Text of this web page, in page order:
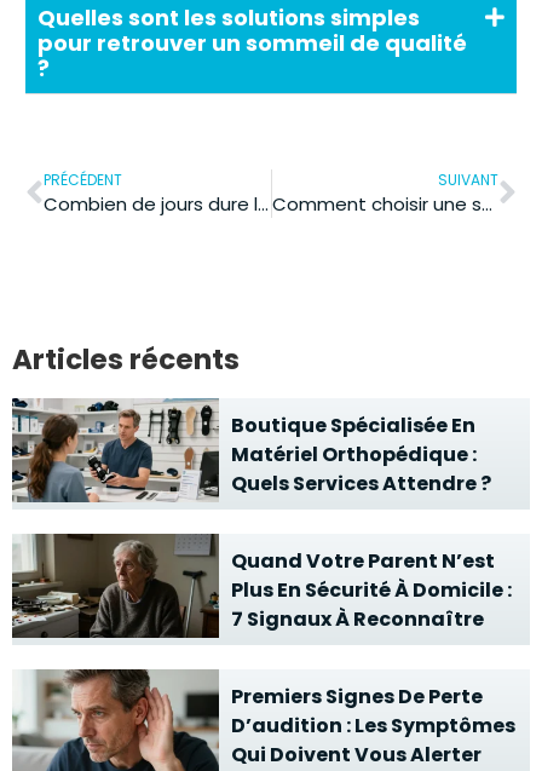
Quelles sont les solutions simples
pour retrouver un sommeil de qualité
?
PRÉCÉDENT
Combien de jours dure l’ovulation : la fenêtre de fertilité réelle ?
SUIVANT
Comment choisir une salle de sport adaptée à ses objectifs et à son mode de vie ?
Articles récents
Boutique Spécialisée En
Matériel Orthopédique :
Quels Services Attendre ?
Quand Votre Parent N’est
Plus En Sécurité À Domicile :
7 Signaux À Reconnaître
Premiers Signes De Perte
D’audition : Les Symptômes
Qui Doivent Vous Alerter